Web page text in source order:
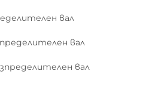
вал
вал
вал